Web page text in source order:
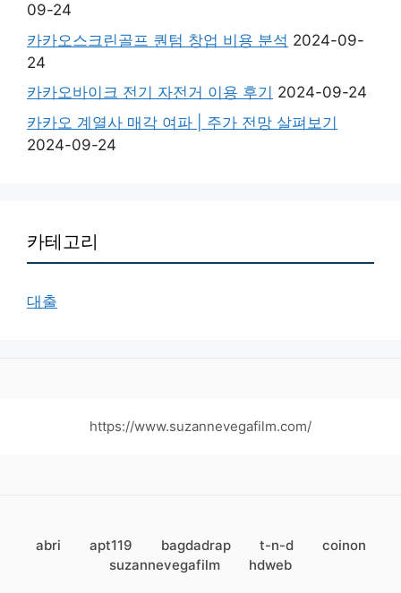
09-24
카카오스크린골프 퀀텀 창업 비용 분석 2024-09-
24
카카오바이크 전기 자전거 이용 후기 2024-09-24
카카오 계열사 매각 여파 | 주가 전망 살펴보기
2024-09-24
카테고리
대출
https://www.suzannevegafilm.com/
abri apt119 bagdadrap t-n-d
coinon
suzannevegafilm
hdweb